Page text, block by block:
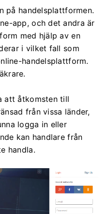
på handelsplattformen.
app, och det andra är
med hjälp av en
i vilket fall som
handelsplattform.
att åtkomsten till
från vissa länder,
logga in eller
kan handlare från
handla.